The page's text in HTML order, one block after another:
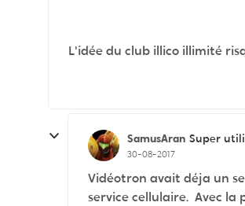
L'idée du club illico illimité
SamusAran Super
30-08-2017
Vidéotron avait déja un
service cellulaire. Avec